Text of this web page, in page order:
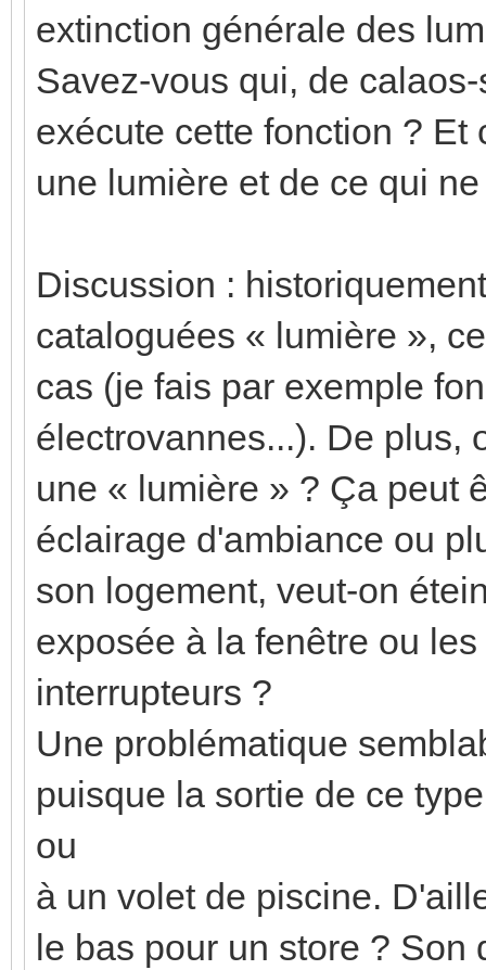
extinction générale des
Savez-vous qui, de
exécute cette fonction ?
une lumière et de ce qui
Discussion :
cataloguées « lumière »,
cas (je fais par exemple
électrovannes...). De plus,
une « lumière » ? Ça peut
éclairage d'ambiance ou
son logement, veut-on
exposée à la fenêtre ou
interrupteurs ?
Une problématique
puisque la sortie de ce
ou
à un volet de piscine.
le bas pour un store ? Son